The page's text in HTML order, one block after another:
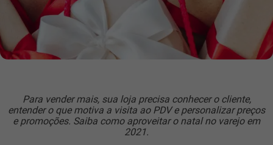
Para vender mais, sua loja precisa conhecer o cliente,
entender o que motiva a visita ao PDV e personalizar preços
e promoções. Saiba como aproveitar o natal no varejo em
2021.